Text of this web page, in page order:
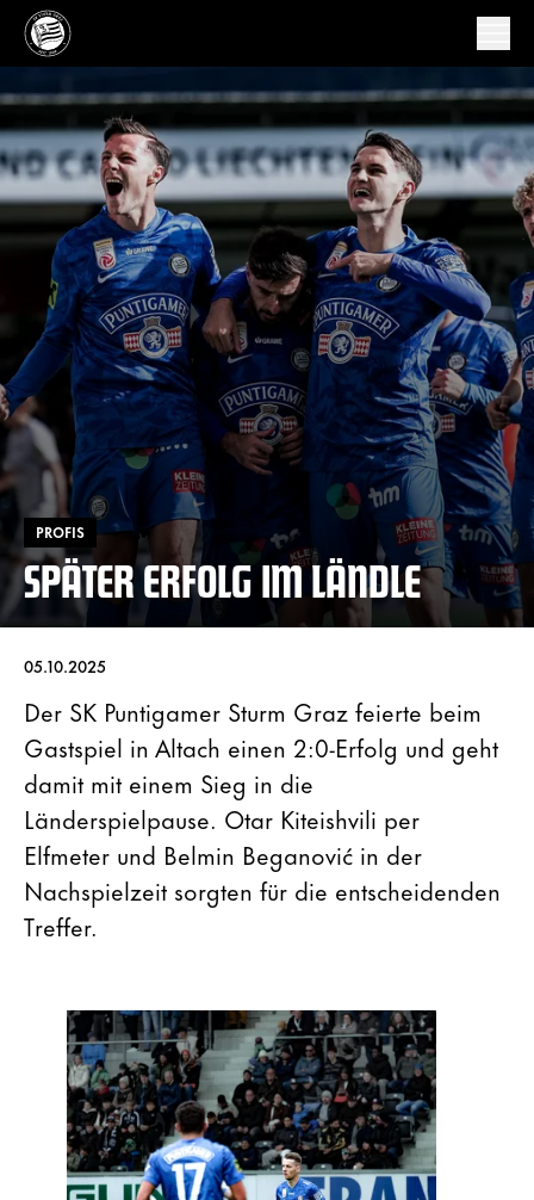
PROFIS
SPÄTER ERFOLG IM LÄNDLE
05.10.2025
Der SK Puntigamer Sturm Graz feierte beim
Gastspiel in Altach einen 2:0-Erfolg und geht
damit mit einem Sieg in die
Länderspielpause. Otar Kiteishvili per
Elfmeter und Belmin Beganović in der
Nachspielzeit sorgten für die entscheidenden
Treffer.